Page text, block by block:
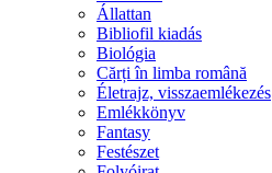
Állattan
Bibliofil kiadás
Biológia
Cărți în limba română
Életrajz, visszaemlékezés
Emlékkönyv
Fantasy
Festészet